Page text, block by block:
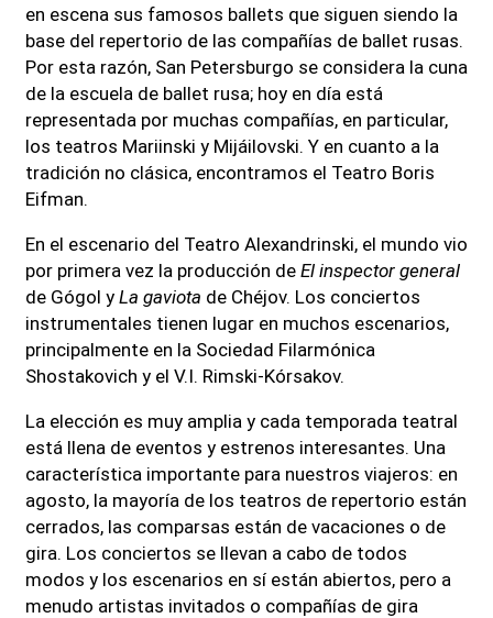
en escena sus famosos ballets que siguen siendo la
base del repertorio de las compañías de ballet rusas.
Por esta razón, San Petersburgo se considera la cuna
de la escuela de ballet rusa; hoy en día está
representada por muchas compañías, en particular,
los teatros Mariinski y Mijáilovski. Y en cuanto a la
tradición no clásica, encontramos el Teatro Boris
Eifman.
En el escenario del Teatro Alexandrinski, el mundo vio
por primera vez la producción de El inspector general
de Gógol y La gaviota de Chéjov. Los conciertos
instrumentales tienen lugar en muchos escenarios,
principalmente en la Sociedad Filarmónica
Shostakovich y el V.I. Rimski-Kórsakov.
La elección es muy amplia y cada temporada teatral
está llena de eventos y estrenos interesantes. Una
característica importante para nuestros viajeros: en
agosto, la mayoría de los teatros de repertorio están
cerrados, las comparsas están de vacaciones o de
gira. Los conciertos se llevan a cabo de todos
modos y los escenarios en sí están abiertos, pero a
menudo artistas invitados o compañías de gira